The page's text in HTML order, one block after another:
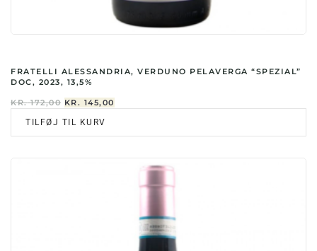
FRATELLI ALESSANDRIA, VERDUNO PELAVERGA “SPEZIAL”
DOC, 2023, 13,5%
KR.172,00 DEN
PRIS
VAR:
KR. 145,00
ER:
TILFØJ TIL KURV